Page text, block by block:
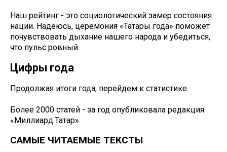
Наш рейтинг - это социологический замер состояния
нации. Надеюсь, церемония «Татары года» поможет
почувствовать дыхание нашего народа и убедиться,
что пульс ровный.
Цифры года
Продолжая итоги года, перейдем к статистике.
Более 2000 статей - за год опубликовала редакция
«Миллиард.Татар».
САМЫЕ ЧИТАЕМЫЕ ТЕКСТЫ